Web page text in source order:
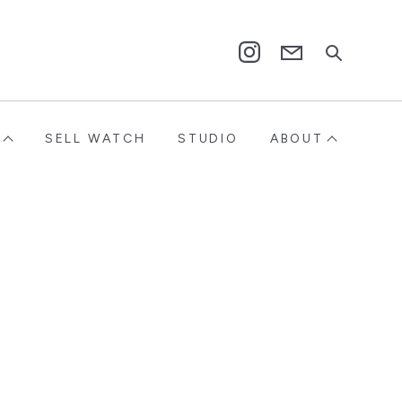
SELL WATCH STUDIO ABOUT